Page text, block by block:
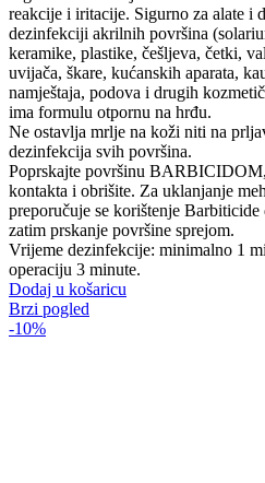
reakcije i iritacije. Sigurno za alate i
dezinfekciji akrilnih površina
keramike, plastike, češljeva, četki,
uvijača, škare, kućanskih aparata,
namještaja, podova i drugih
ima formulu otpornu na hrđu.
Ne ostavlja mrlje na koži niti na
dezinfekcija svih površina.
Poprskajte površinu
kontakta i obrišite. Za uklanjanje
preporučuje se korištenje
zatim prskanje površine sprejom.
Vrijeme dezinfekcije: minimalno 1
operaciju 3 minute.
Dodaj u košaricu
Brzi pogled
-10%